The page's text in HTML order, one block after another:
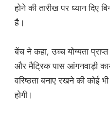
होने की तारीख पर ध्यान दिए
है।
बेंच ने कहा, उच्च योग्यता
और मैट्रिक पास आंगनवाड़ी
वरिष्ठता बनाए रखने की कोई
होगी।